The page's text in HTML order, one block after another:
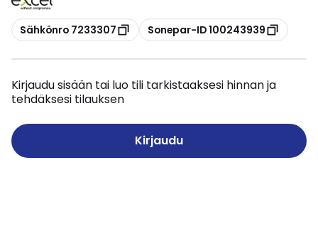
Kopioi
Sähkönro 7233307 Kopioi
Sonepar-ID 100243939
Kirjaudu sisään tai luo tili tarkistaaksesi hinnan ja
tehdäksesi tilauksen
Kirjaudu